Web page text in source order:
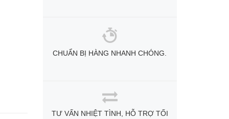
CHUẨN BỊ HÀNG NHANH CHÓNG.
TƯ VẤN NHIỆT TÌNH, HỖ TRỢ TỐI